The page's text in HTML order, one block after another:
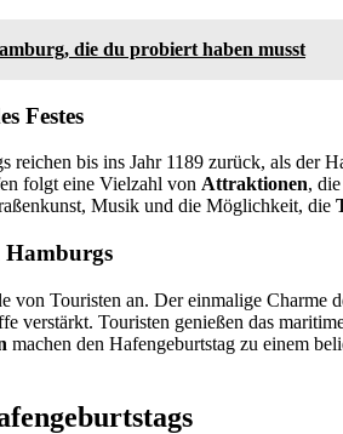
die du probiert haben musst
Festes
reichen bis ins Jahr 1189 zurück, als der
folgt eine Vielzahl von Attraktionen,
Musik und die Möglichkeit, die
Hamburgs
von Touristen an. Der einmalige Charme
verstärkt. Touristen genießen das
machen den Hafengeburtstag zu einem